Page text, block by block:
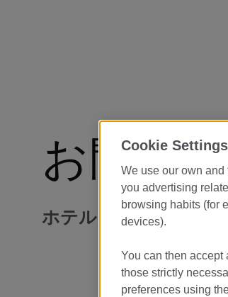
お問い
ホテルにお問い合わせ
Cookie Settings
We use our own
you advertising
browsing habits (for
devices).
You can then accept
those strictly
preferences using